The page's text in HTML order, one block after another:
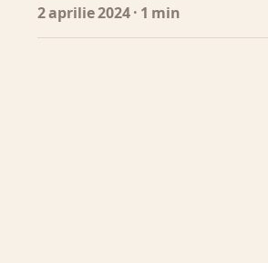
2 aprilie 2024· 1 min